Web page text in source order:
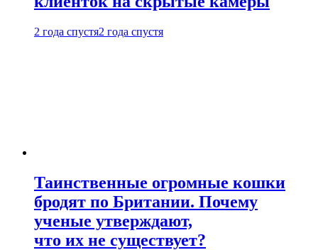
2 года спустя2 года спустя
Таинственные огромные кошки
бродят по Британии. Почему
ученые утверждают,
что их не существует?